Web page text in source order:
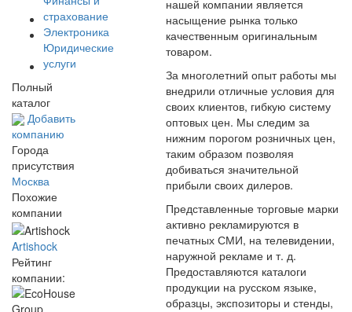
страхование
Электроника
Юридические
услуги
Полный
каталог
Добавить
компанию
Города
присутствия
Москва
Похожие
компании
Artishock
Рейтинг
компании:
нашей компании является
насыщение рынка только
качественным оригинальным
товаром.
За многолетний опыт работы мы
внедрили отличные условия для
своих клиентов, гибкую систему
оптовых цен. Мы следим за
нижним порогом розничных цен,
таким образом позволяя
добиваться значительной
прибыли своих дилеров.
Представленные торговые марки
активно рекламируются в
печатных СМИ, на телевидении,
наружной рекламе и т. д.
Предоставляются каталоги
продукции на русском языке,
образцы, экспозиторы и стенды,